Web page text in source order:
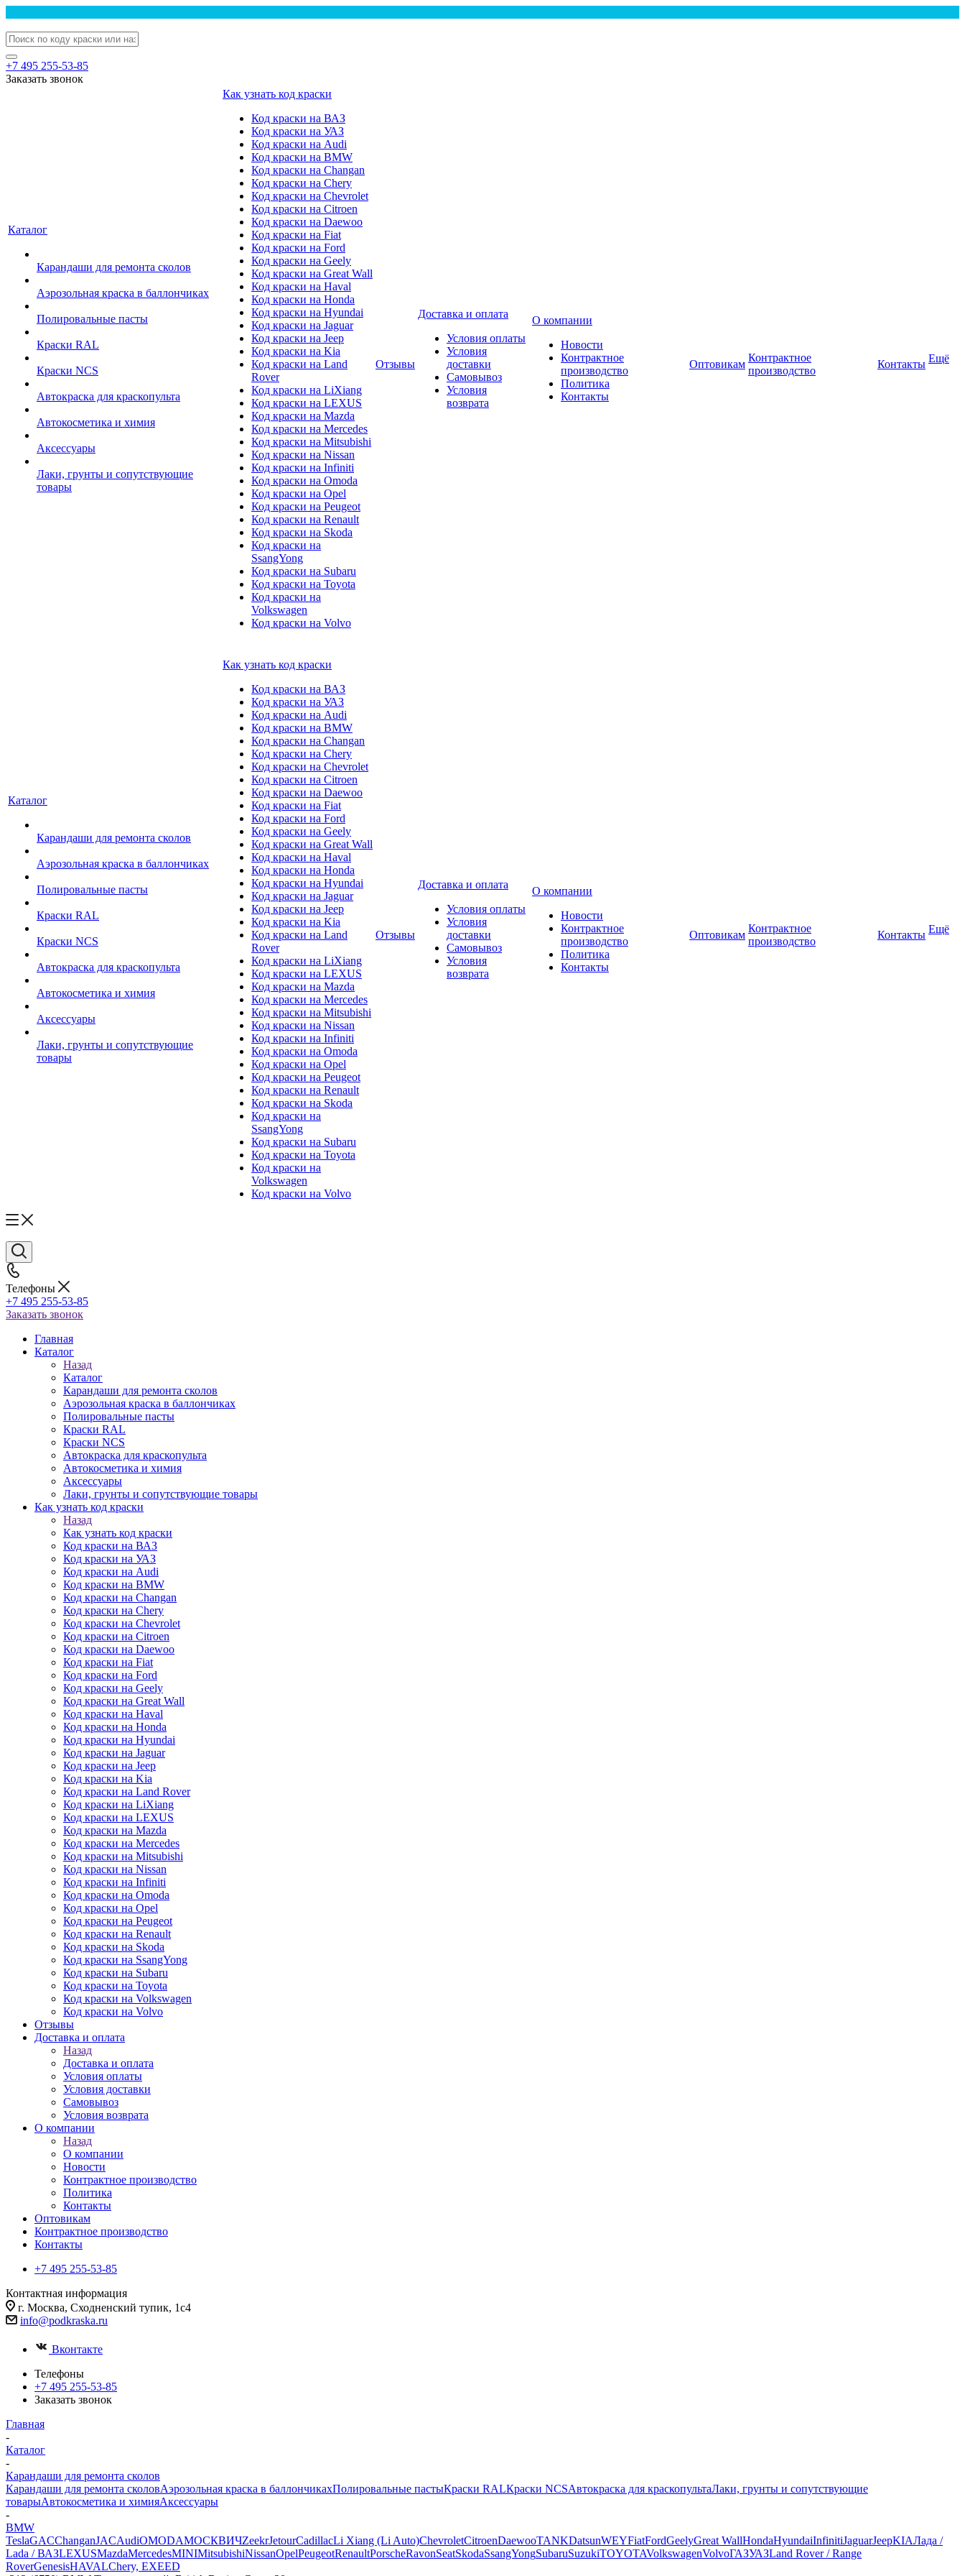
+7 495 255-53-85
Заказать звонок
Каталог
Карандаши для ремонта сколов
Аэрозольная краска в баллончиках
Полировальные пасты
Краски RAL
Краски NCS
Автокраска для краскопульта
Автокосметика и химия
Аксессуары
Лаки, грунты и сопутствующие
товары
Как узнать код краски
Код краски на ВАЗ
Код краски на УАЗ
Код краски на Audi
Код краски на BMW
Код краски на Changan
Код краски на Chery
Код краски на Chevrolet
Код краски на Citroen
Код краски на Daewoo
Код краски на Fiat
Код краски на Ford
Код краски на Geely
Код краски на Great Wall
Код краски на Haval
Код краски на Honda
Код краски на Hyundai
Код краски на Jaguar
Код краски на Jeep
Код краски на Kia
Код краски на Land
Rover
Код краски на LiXiang
Код краски на LEXUS
Код краски на Mazda
Код краски на Mercedes
Код краски на Mitsubishi
Код краски на Nissan
Код краски на Infiniti
Код краски на Omoda
Код краски на Opel
Код краски на Peugeot
Код краски на Renault
Код краски на Skoda
Код краски на
SsangYong
Код краски на Subaru
Код краски на Toyota
Код краски на
Volkswagen
Код краски на Volvo
Отзывы
Доставка и оплата
Условия оплаты
Условия
доставки
Самовывоз
Условия
возврата
О компании
Новости
Контрактное
производство
Политика
Контакты
Оптовикам
Контрактное
производство
Контакты Ещё
Каталог
Карандаши для ремонта сколов
Аэрозольная краска в баллончиках
Полировальные пасты
Краски RAL
Краски NCS
Автокраска для краскопульта
Автокосметика и химия
Аксессуары
Лаки, грунты и сопутствующие
товары
Как узнать код краски
Код краски на ВАЗ
Код краски на УАЗ
Код краски на Audi
Код краски на BMW
Код краски на Changan
Код краски на Chery
Код краски на Chevrolet
Код краски на Citroen
Код краски на Daewoo
Код краски на Fiat
Код краски на Ford
Код краски на Geely
Код краски на Great Wall
Код краски на Haval
Код краски на Honda
Код краски на Hyundai
Код краски на Jaguar
Код краски на Jeep
Код краски на Kia
Код краски на Land
Rover
Код краски на LiXiang
Код краски на LEXUS
Код краски на Mazda
Код краски на Mercedes
Код краски на Mitsubishi
Код краски на Nissan
Код краски на Infiniti
Код краски на Omoda
Код краски на Opel
Код краски на Peugeot
Код краски на Renault
Код краски на Skoda
Код краски на
SsangYong
Код краски на Subaru
Код краски на Toyota
Код краски на
Volkswagen
Код краски на Volvo
Отзывы
Доставка и оплата
Условия оплаты
Условия
доставки
Самовывоз
Условия
возврата
О компании
Новости
Контрактное
производство
Политика
Контакты
Оптовикам
Контрактное
производство
Контакты Ещё
Телефоны
+7 495 255-53-85
Заказать звонок
Главная
Каталог
Назад
Каталог
Карандаши для ремонта сколов
Аэрозольная краска в баллончиках
Полировальные пасты
Краски RAL
Краски NCS
Автокраска для краскопульта
Автокосметика и химия
Аксессуары
Лаки, грунты и сопутствующие товары
Как узнать код краски
Назад
Как узнать код краски
Код краски на ВАЗ
Код краски на УАЗ
Код краски на Audi
Код краски на BMW
Код краски на Changan
Код краски на Chery
Код краски на Chevrolet
Код краски на Citroen
Код краски на Daewoo
Код краски на Fiat
Код краски на Ford
Код краски на Geely
Код краски на Great Wall
Код краски на Haval
Код краски на Honda
Код краски на Hyundai
Код краски на Jaguar
Код краски на Jeep
Код краски на Kia
Код краски на Land Rover
Код краски на LiXiang
Код краски на LEXUS
Код краски на Mazda
Код краски на Mercedes
Код краски на Mitsubishi
Код краски на Nissan
Код краски на Infiniti
Код краски на Omoda
Код краски на Opel
Код краски на Peugeot
Код краски на Renault
Код краски на Skoda
Код краски на SsangYong
Код краски на Subaru
Код краски на Toyota
Код краски на Volkswagen
Код краски на Volvo
Отзывы
Доставка и оплата
Назад
Доставка и оплата
Условия оплаты
Условия доставки
Самовывоз
Условия возврата
О компании
Назад
О компании
Новости
Контрактное производство
Политика
Контакты
Оптовикам
Контрактное производство
Контакты
+7 495 255-53-85
Контактная информация
г. Москва, Сходненский тупик, 1с4
info@podkraska.ru
Вконтакте
Телефоны
+7 495 255-53-85
Заказать звонок
Главная
-
Каталог
-
Карандаши для ремонта сколов
Карандаши для ремонта сколовАэрозольная краска в баллончикахПолировальные пастыКраски RALКраски NCSАвтокраска для краскопультаЛаки, грунты и сопутствующие
товарыАвтокосметика и химияАксессуары
-
BMW
TeslaGACChanganJACAudiOMODAМОСКВИЧZeekrJetourCadillacLi Xiang (Li Auto)ChevroletCitroenDaewooTANKDatsunWEYFiatFordGeelyGreat WallHondaHyundaiInfinitiJaguarJeepKIAЛада /
Lada / ВАЗLEXUSMazdaMercedesMINIMitsubishiNissanOpelPeugeotRenaultPorscheRavonSeatSkodaSsangYongSubaruSuzukiTOYOTAVolkswagenVolvoГАЗУАЗLand Rover / Range
RoverGenesisHAVALChery, EXEED